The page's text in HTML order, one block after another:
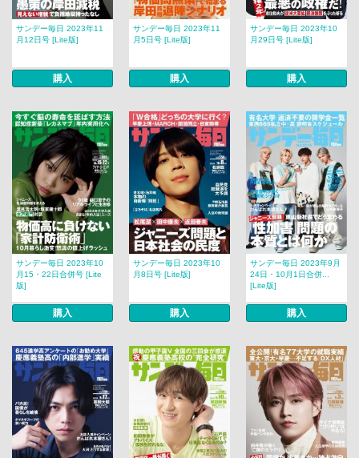
サンデー毎日 2023年11
月12日号 [Lite版]
購入
サンデー毎日 2023年11
月5日号 [Lite版]
購入
サンデー毎日 2023年10
月29日号 [Lite版]
購入
サンデー毎日 2023年10
月15・22日合併号 [Lite
版]
購入
サンデー毎日 2023年10
月8日号 [Lite版]
購入
サンデー毎日 2023年9月
24日・10月1日合併...
[Lite版]
購入